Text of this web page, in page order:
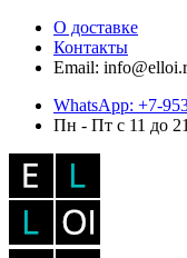
О доставке
Контакты
Email:
WhatsApp: +7-
Пн - Пт с 11 до 21